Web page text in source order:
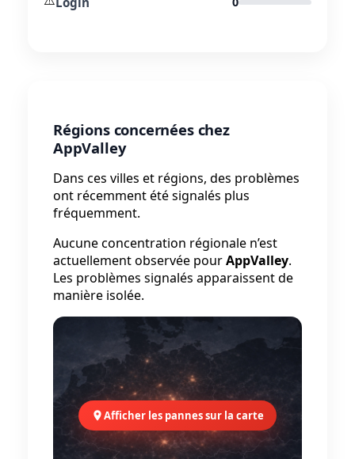
Régions concernées chez
AppValley
Dans ces villes et régions, des problèmes
ont récemment été signalés plus
fréquemment.
Aucune concentration régionale n’est
actuellement observée pourAppValley.
Les problèmes signalés apparaissent de
manière isolée.
Afficher les pannes sur la carte